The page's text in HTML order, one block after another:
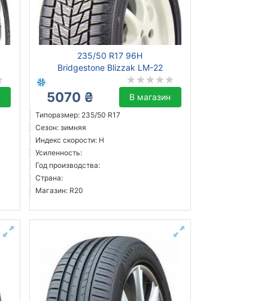
235/50 R17 96H
Bridgestone Blizzak LM-22
5070 ₴ В магазин
Типоразмер: 235/50 R17
Сезон: зимняя
Индекс скорости: H
Усиленность:
Год производства:
Страна:
Магазин: R20